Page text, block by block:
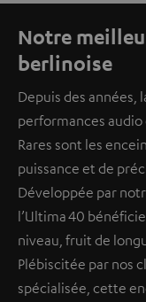
Notre
berlinoise
Depuis des années,
performances
Rares sont les
puissance et de
Développée par
l’Ultima 40
niveau, fruit de
Plébiscitée par nos
spécialisée, cette